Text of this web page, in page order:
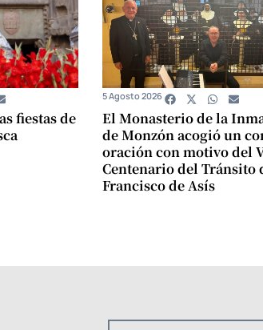
fiestas de
El Monasterio de la
de Monzón acogió un
oración con motivo del
Centenario del Tránsito
Francisco de Asís
5 Agosto 2026